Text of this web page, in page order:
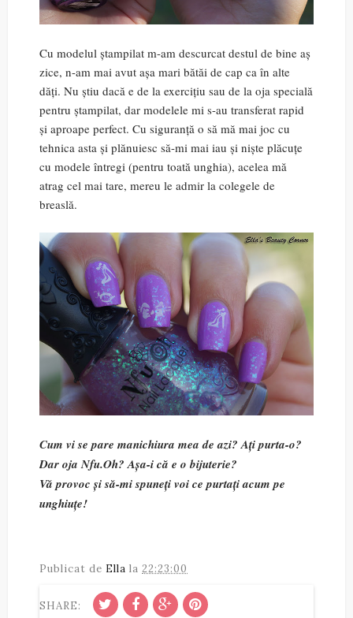
Cu modelul ștampilat m-am descurcat destul de bine aș
zice, n-am mai avut așa mari bătăi de cap ca în alte
dăți. Nu știu dacă e de la exercițiu sau de la oja specială
pentru ștampilat, dar modelele mi s-au transferat rapid
și aproape perfect. Cu siguranță o să mă mai joc cu
tehnica asta și plănuiesc să-mi mai iau și niște plăcuțe
cu modele întregi (pentru toată unghia), acelea mă
atrag cel mai tare, mereu le admir la colegele de
breaslă.
Cum vi se pare manichiura mea de azi? Ați purta-o?
Dar oja Nfu.Oh? Așa-i că e o bijuterie?
Vă provoc și să-mi spuneți voi ce purtați acum pe
unghiuțe!
Publicat de Ella la 22:23:00
SHARE: